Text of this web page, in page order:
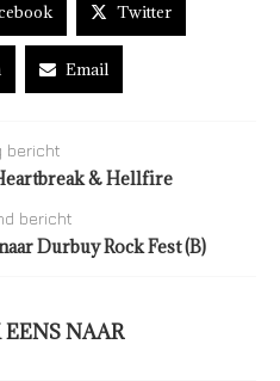
Twitter
Email
bericht
& Hellfire
bericht
Durbuy Rock Fest (B)
NAAR